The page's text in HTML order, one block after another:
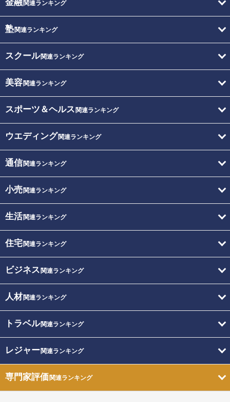
金融関連ランキング
塾関連ランキング
スクール関連ランキング
美容関連ランキング
スポーツ＆ヘルス 関連ランキング
ウエディング関連ランキング
通信関連ランキング
小売関連ランキング
生活関連ランキング
住宅関連ランキング
ビジネス 関連ランキング
人材関連ランキング
トラベル関連ランキング
レジャー関連ランキング
専門家評価関連ランキング